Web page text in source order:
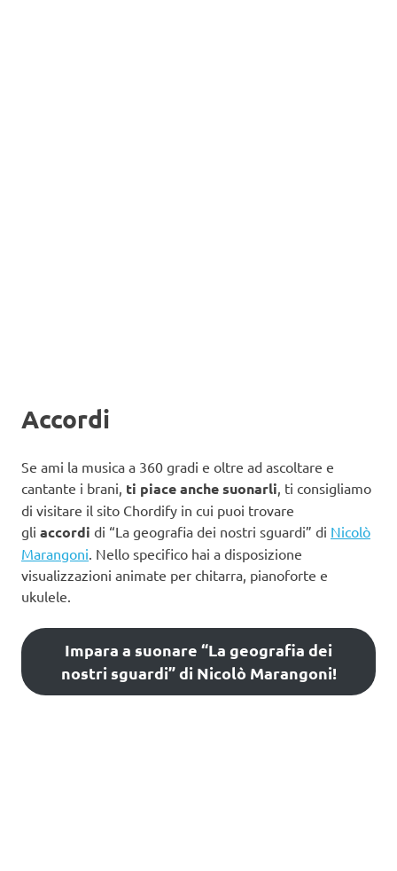
Accordi
Se ami la musica a 360 gradi e oltre ad ascoltare e
cantante i brani, ti piace anche suonarli, ti consigliamo
di visitare il sito Chordify in cui puoi trovare
gli accordi di “La geografia dei nostri sguardi” di Nicolò
Marangoni. Nello specifico hai a disposizione
visualizzazioni animate per chitarra, pianoforte e
ukulele.
Impara a suonare “La geografia dei
nostri sguardi” di Nicolò Marangoni!